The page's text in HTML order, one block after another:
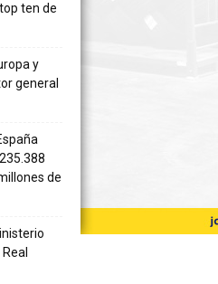
ten de
y
general
de